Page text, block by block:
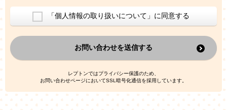
ご利用者の個人情報を、本人が特定されないデータに不可逆変
換した上で、広告・宣伝・販売促進活動に役立てること
上記の利用目的のために第三者へ提供すること
なお、この利用目的を超えた個人情報の取扱いは行いません。ま
た、これ以外の目的で個人情報を利用することはありません。
人情報を、本人が特定されないデータに不可逆変換した上で第三
者広告配信事業者においてマッチングを行い、その結果に基づい
て広告を配信することがあります。第三者広告配信事業者が、こ
れらの情報を広告配信以外の目的で利用することはありません。
「個人情報の取り扱いについて」に同意する
お問い合わせを送信する
レプトンではプライバシー保護のため、
お問い合わせページにおいてSSL暗号化通信を採用しています。